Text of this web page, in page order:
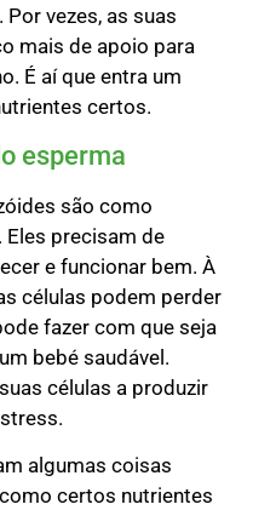
. Por vezes, as suas
mais de apoio para
É aí que entra um
certos.
esperma
são como
precisam de
e funcionar bem. À
células podem perder
fazer com que seja
bebé saudável.
células a produzir
algumas coisas
certos nutrientes